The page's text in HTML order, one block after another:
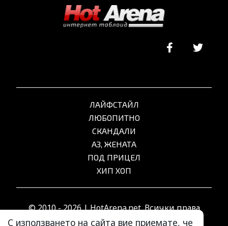
С използването на сайта вие приемате, че
ЛАЙФСТАЙЛ
ЛЮБОПИТНО
СКАНДАЛИ
АЗ, ЖЕНАТА
ПОД ПРИЦЕЛ
ХИП ХОП
© 2010 - 2026 | HotArena.net. Всички права
запазени.